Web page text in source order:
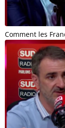
Comment les